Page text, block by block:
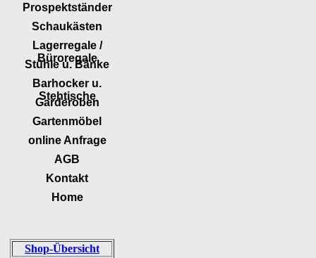
Prospektständer
Schaukästen
Lagerregale /
Büroregale
Stühle u. Bänke
Barhocker u.
Stehtische
Garderoben
Gartenmöbel
online Anfrage
AGB
Kontakt
Home
Shop-Übersicht